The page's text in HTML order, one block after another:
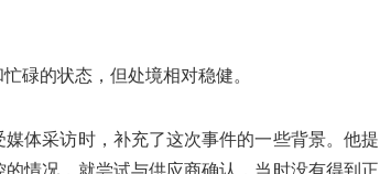
碌的状态，但处境相对稳健。
体采访时，补充了这次事件的一些背景。他提
情况，就尝试与供应商确认，当时没有得到正